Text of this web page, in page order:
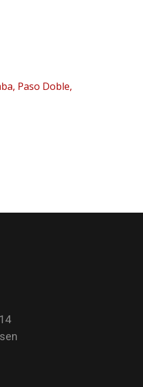
Paso Doble,